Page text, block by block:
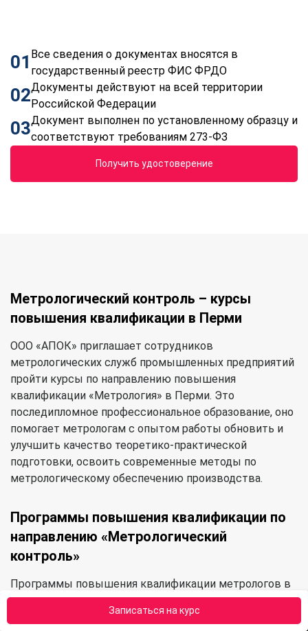
Записаться на курс
01 Все сведения о документах вносятся в
государственный реестр ФИС ФРДО
02Документы действуют на всей территории
Российской Федерации
03Документ выполнен по установленному образцу и
соответствуют требованиям 273-ФЗ
Получить удостоверение
Метрологический контроль – курсы
повышения квалификации в Перми
ООО «АПОК» приглашает сотрудников
метрологических служб промышленных предприятий
пройти курсы по направлению повышения
квалификации «Метрология» в Перми. Это
последипломное профессиональное образование, оно
помогает метрологам с опытом работы обновить и
улучшить качество теоретико-практической
подготовки, освоить современные методы по
метрологическому обеспечению производства.
Программы повышения квалификации по
направлению «Метрологический
контроль»
Программы повышения квалификации метрологов в
АПОК направлены на совершенствование и
приобретение новых профессиональных компетенций